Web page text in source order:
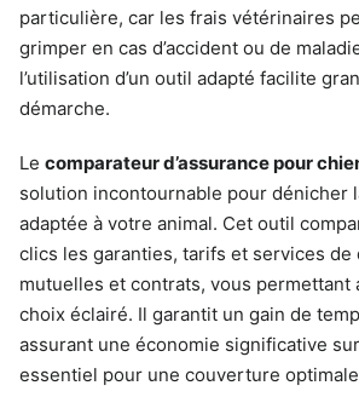
particulière, car les frais vétérinaires
grimper en cas d’accident ou de
l’utilisation d’un outil adapté facilite
démarche.
Le comparateur d’assurance pour
solution incontournable pour dénicher
adaptée à votre animal. Cet outil
clics les garanties, tarifs et services de
mutuelles et contrats, vous permettant
choix éclairé. Il garantit un gain de
assurant une économie significative
essentiel pour une couverture